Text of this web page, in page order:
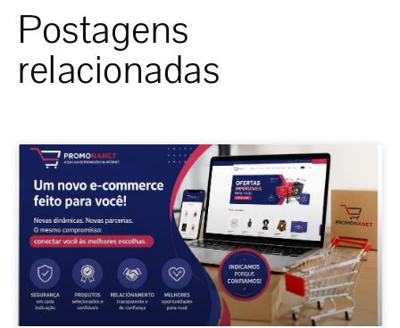
Postagens
relacionadas